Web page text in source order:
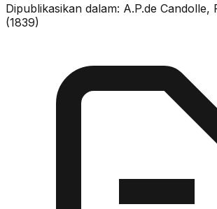
Dipublikasikan dalam: A.P.de Candolle,
(1839)